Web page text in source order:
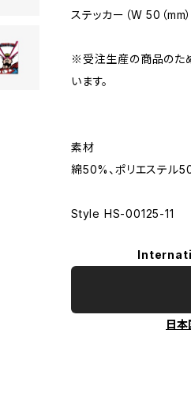
ステッカー（W 50（mm
※受注生産の商品のた
います。
素材
綿50%、ポリエステル
Style HS-00125-11
日